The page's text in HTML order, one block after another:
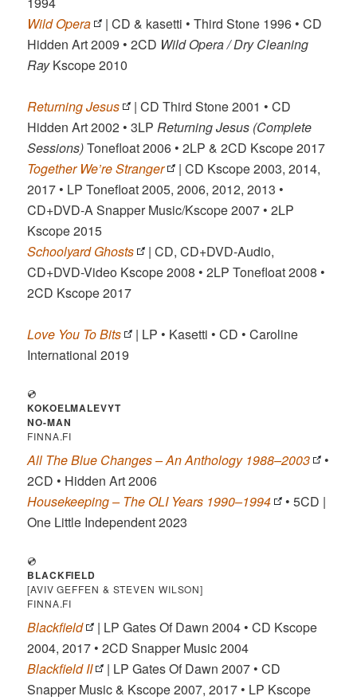
Wild Opera
| CD & kasetti • Third Stone 1996 • CD
Hidden Art 2009 • 2CD Wild Opera / Dry Cleaning
RayKscope 2010
Returning Jesus
| CD Third Stone 2001 • CD
Hidden Art 2002 • 3LPReturning Jesus (Complete
Sessions)Tonefloat 2006 • 2LP & 2CD Kscope 2017
Together We’re Stranger
| CD Kscope 2003, 2014,
2017 • LP Tonefloat 2005, 2006, 2012, 2013 •
CD+DVD-A Snapper Music/Kscope 2007 • 2LP
Kscope 2015
Schoolyard Ghosts
| CD, CD+DVD-Audio,
CD+DVD-Video Kscope 2008 • 2LP Tonefloat 2008 •
2CD Kscope 2017
Love You To Bits
| LP • Kasetti • CD • Caroline
International 2019
💿
KOKOELMALEVYT
NO-MAN
FINNA.FI
All The Blue Changes – An Anthology 1988–2003
•
2CD • Hidden Art 2006
Housekeeping – The OLI Years 1990–1994
• 5CD |
One Little Independent 2023
💿
BLACKFIELD
[AVIV GEFFEN & STEVEN WILSON]
FINNA.FI
Blackfield
| LP Gates Of Dawn 2004 • CD Kscope
2004, 2017 • 2CD Snapper Music 2004
Blackfield II
| LP Gates Of Dawn 2007 • CD
Snapper Music & Kscope 2007, 2017 • LP Kscope